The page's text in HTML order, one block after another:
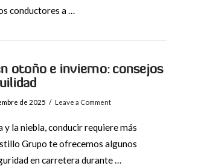
conductores a …
otoño e invierno: consejos
de 2025 Leave a Comment
la niebla, conducir requiere más
Grupo te ofrecemos algunos
en carretera durante …